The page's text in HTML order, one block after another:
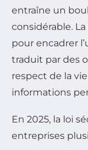
entraîne un
considérable.
pour encadrer
traduit par des
respect de la
informations
En 2025, la loi
entreprises